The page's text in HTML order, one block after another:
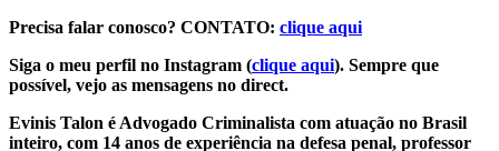
Precisa falar conosco? CONTATO: clique aqui
Siga o meu perfil no Instagram (clique aqui). Sempre que
possível, vejo as mensagens no direct.
Evinis Talon é Advogado Criminalista com atuação no Brasil
inteiro, com 14 anos de experiência na defesa penal, professor